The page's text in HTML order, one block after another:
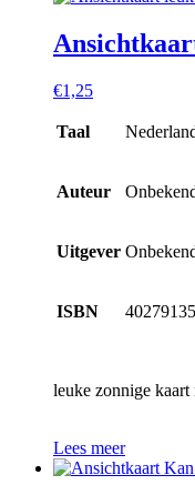
€1,25
Taal
Auteur
Uitgever
ISBN
leuke zonnige kaart
Lees meer